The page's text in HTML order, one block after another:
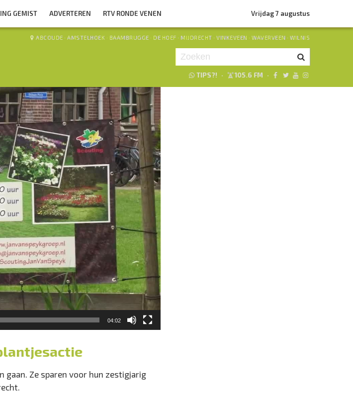
GEMIST ADVERTEREN RTV RONDE VENEN Vrijdag 7 augustus
ABCOUDE · AMSTELHOEK · BAAMBRUGGE · DE HOEF · MIJDRECHT · VINKEVEEN · WAVERVEEN · WILNIS
TIPS?! · 105.6 FM ·
04:02
gaan. Ze sparen voor hun zestigjarig